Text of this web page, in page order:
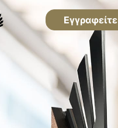
Εγγραφείτε